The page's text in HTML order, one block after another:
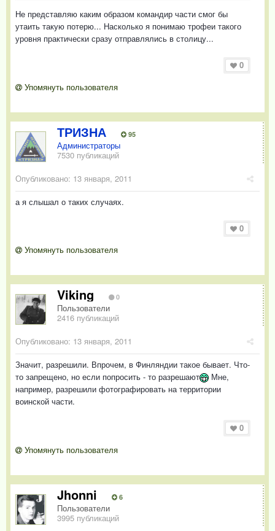
Не представляю каким образом командир части смог бы
утаить такую потерю... Насколько я понимаю трофеи такого
уровня практически сразу отправлялись в столицу...
0
Упомянуть пользователя
ТРИЗНА 95
Администраторы
7530 публикаций
Опубликовано: 13 января, 2011
а я слышал о таких случаях.
0
Упомянуть пользователя
Viking 0
Пользователи
2416 публикаций
Опубликовано: 13 января, 2011
Значит, разрешили. Впрочем, в Финляндии такое бывает. Что-
то запрещено, но если попросить - то разрешают
Мне,
например, разрешили фотографировать на территории
воинской части.
0
Упомянуть пользователя
Jhonni 6
Пользователи
3995 публикаций